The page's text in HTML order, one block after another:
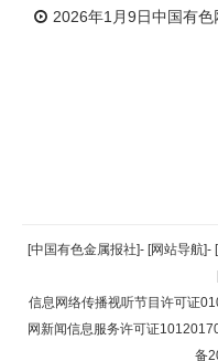
2026年1月9日中国有色
[中国有色金属报社]- [网站导航]-
信息网络传播视听节目许可证
网新闻信息服务许可证
备